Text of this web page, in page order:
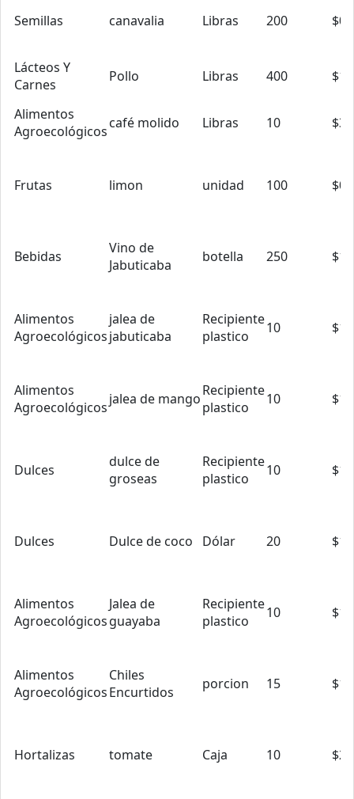
Semillas canavalia Libras 200
Lácteos Y
Carnes
Pollo Libras 400
Alimentos
Agroecológicoscafé molido Libras 10
Frutas limon unidad 100
Bebidas
Vino de
Jabuticaba
botella 250
Alimentos
Agroecológicos
jalea de
jabuticaba
Recipiente
plastico
10
Alimentos
Agroecológicosjalea de mangoRecipiente
plastico
10
Dulces
dulce de
groseas
Recipiente
plastico
10
Dulces Dulce de coco Dólar 20
Alimentos
Agroecológicos
Jalea de
guayaba
Recipiente
plastico
10
Alimentos
Agroecológicos
Chiles
Encurtidos
porcion 15
Hortalizas tomate Caja 10